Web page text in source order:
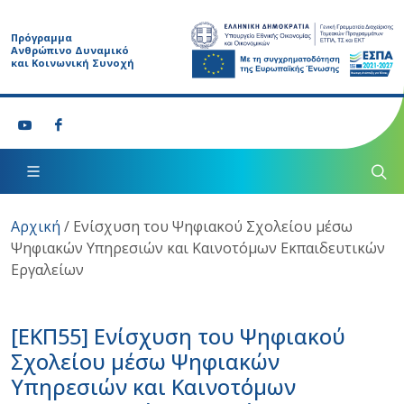
Πρόγραμμα
Ανθρώπινο Δυναμικό
και Κοινωνική Συνοχή
Αρχική / Ενίσχυση του Ψηφιακού Σχολείου μέσω
Ψηφιακών Υπηρεσιών και Καινοτόμων Εκπαιδευτικών
Εργαλείων
[ΕΚΠ55] Ενίσχυση του Ψηφιακού
Σχολείου μέσω Ψηφιακών
Υπηρεσιών και Καινοτόμων